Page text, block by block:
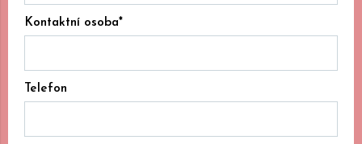
Kontaktní osoba*
Telefon